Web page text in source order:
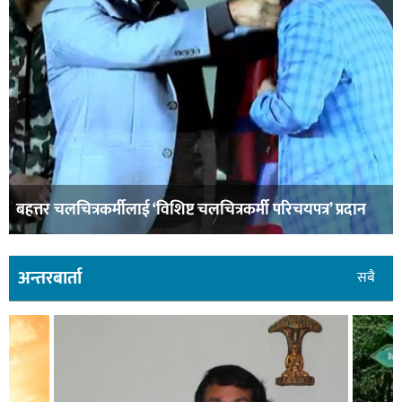
बाढीका कारण बस्ती जोखिममा
अन्तरबार्ता सबै